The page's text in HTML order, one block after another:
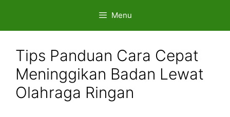
content
Menu
Tips Panduan Cara Cepat
Meninggikan Badan Lewat
Olahraga Ringan